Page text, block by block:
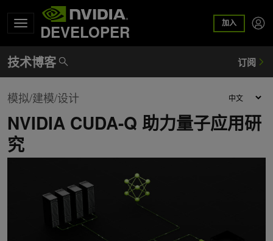
DEVELOPER 加入
模拟/建模/设计
NVIDIA CUDA-Q 助力量子应用研
究